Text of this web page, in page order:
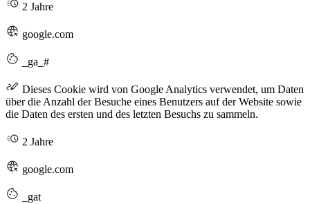
2 Jahre
google.com
_ga_#
Dieses Cookie wird von Google Analytics verwendet, um Daten
über die Anzahl der Besuche eines Benutzers auf der Website sowie
die Daten des ersten und des letzten Besuchs zu sammeln.
2 Jahre
google.com
_gat